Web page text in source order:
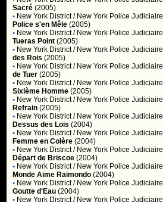
Sacré (2005)
• New York District / New York Police Judiciaire
Police s'en Mêle (2005)
• New York District / New York Police Judiciaire
Tueras Point (2005)
• New York District / New York Police Judiciaire
des Rois (2005)
• New York District / New York Police Judiciaire
de Tuer (2005)
• New York District / New York Police Judiciaire
Sixième Homme (2005)
• New York District / New York Police Judiciaire
Refrain (2005)
• New York District / New York Police Judiciaire
Dessus des Lois (2004)
• New York District / New York Police Judiciaire
Femme en Colère (2004)
• New York District / New York Police Judiciaire
Départ de Briscoe (2004)
• New York District / New York Police Judiciaire
Monde Aime Raimondo (2004)
• New York District / New York Police Judiciaire
Goutte d'Eau (2004)
• New York District / New York Police Judiciaire